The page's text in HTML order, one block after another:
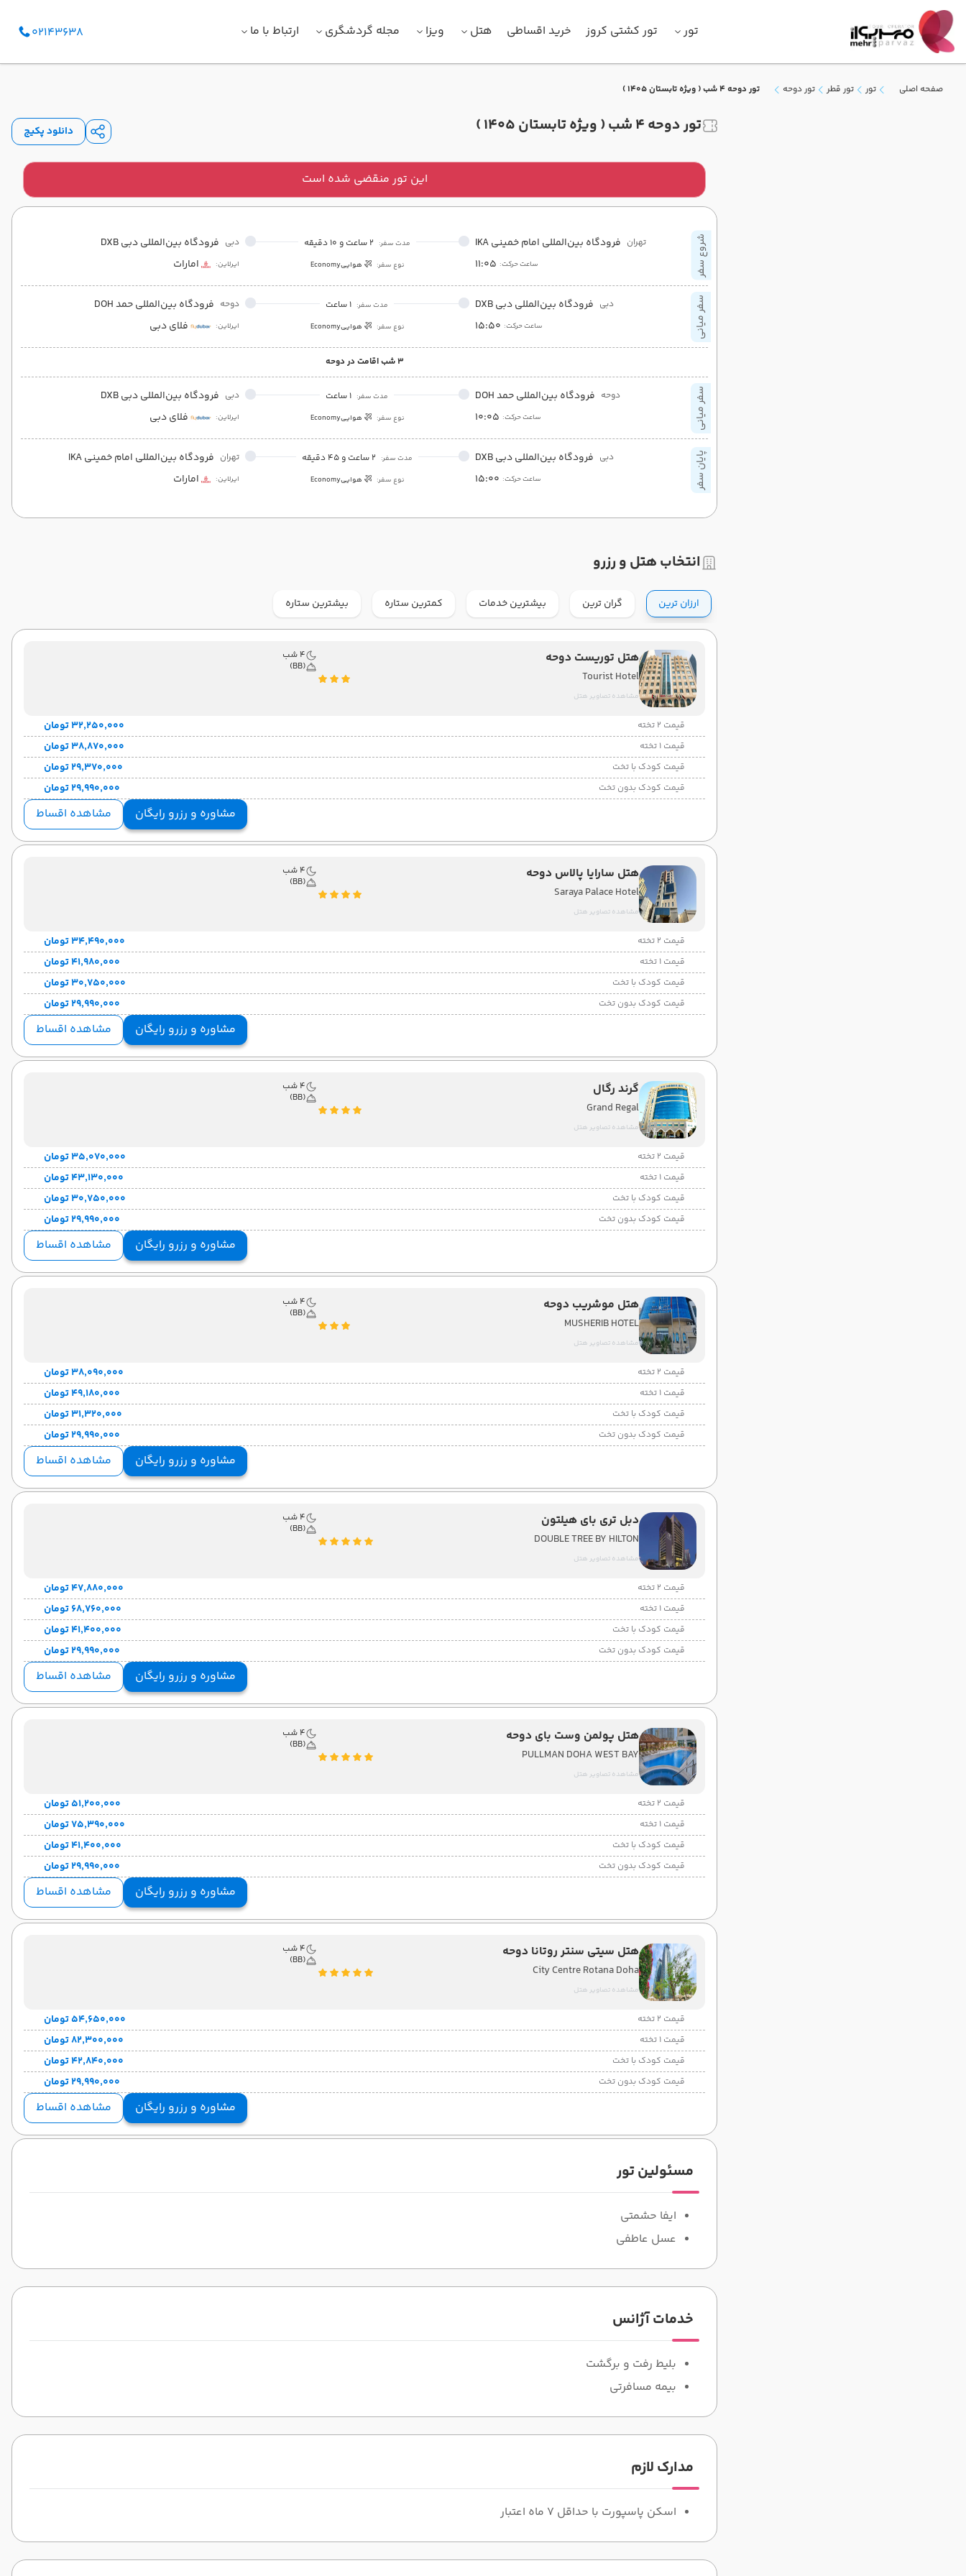
تور تور کشتی کروز خرید اقساطی هتل ویزا مجله گردشگری ارتباط با ما 02143638
صفحه اصلی تور تور قطر تور دوحه تور دوحه 4 شب ( ویژه تابستان 1405 )
تور دوحه 4 شب ( ویژه تابستان 1405 ) دانلود پکیج
این تور منقضی شده است
شروع سفر تهران فرودگاه بین‌المللی امام خمینی IKA
ساعت حرکت: 11:05
مدت سفر: 2 ساعت و 10 دقیقه
نوع سفر: هواییEconomy
دبی فرودگاه بین‌المللی دبی DXB
ایرلاین: امارات
سفر میانی دبی فرودگاه بین‌المللی دبی DXB
ساعت حرکت: 15:50
مدت سفر: 1 ساعت
نوع سفر: هواییEconomy
دوحه فرودگاه بین‌المللی حمد DOH
ایرلاین: فلای دبی
3 شب اقامت در دوحه
سفر میانی دوحه فرودگاه بین‌المللی حمد DOH
ساعت حرکت: 10:05
مدت سفر: 1 ساعت
نوع سفر: هواییEconomy
دبی فرودگاه بین‌المللی دبی DXB
ایرلاین: فلای دبی
پایان سفر دبی فرودگاه بین‌المللی دبی DXB
ساعت حرکت: 15:00
مدت سفر: 2 ساعت و 45 دقیقه
نوع سفر: هواییEconomy
تهران فرودگاه بین‌المللی امام خمینی IKA
ایرلاین: امارات
انتخاب هتل و رزرو
ارزان ترین گران ترین بیشترین خدمات کمترین ستاره بیشترین ستاره
هتل توریست دوحه
Tourist Hotel
مشاهده تصاویر هتل
4 شب
(BB)
قیمت 2 تخته ۳۲٬۲۵۰٬۰۰۰ تومان
قیمت 1 تخته ۳۸٬۸۷۰٬۰۰۰ تومان
قیمت کودک با تخت ۲۹٬۳۷۰٬۰۰۰ تومان
قیمت کودک بدون تخت ۲۹٬۹۹۰٬۰۰۰ تومان
مشاوره و رزرو رایگان مشاهده اقساط
هتل سارایا پالاس دوحه
Saraya Palace Hotel
مشاهده تصاویر هتل
4 شب
(BB)
قیمت 2 تخته ۳۴٬۴۹۰٬۰۰۰ تومان
قیمت 1 تخته ۴۱٬۹۸۰٬۰۰۰ تومان
قیمت کودک با تخت ۳۰٬۷۵۰٬۰۰۰ تومان
قیمت کودک بدون تخت ۲۹٬۹۹۰٬۰۰۰ تومان
مشاوره و رزرو رایگان مشاهده اقساط
گرند رگال
Grand Regal
مشاهده تصاویر هتل
4 شب
(BB)
قیمت 2 تخته ۳۵٬۰۷۰٬۰۰۰ تومان
قیمت 1 تخته ۴۳٬۱۳۰٬۰۰۰ تومان
قیمت کودک با تخت ۳۰٬۷۵۰٬۰۰۰ تومان
قیمت کودک بدون تخت ۲۹٬۹۹۰٬۰۰۰ تومان
مشاوره و رزرو رایگان مشاهده اقساط
هتل موشریب دوحه
MUSHERIB HOTEL
مشاهده تصاویر هتل
4 شب
(BB)
قیمت 2 تخته ۳۸٬۰۹۰٬۰۰۰ تومان
قیمت 1 تخته ۴۹٬۱۸۰٬۰۰۰ تومان
قیمت کودک با تخت ۳۱٬۳۲۰٬۰۰۰ تومان
قیمت کودک بدون تخت ۲۹٬۹۹۰٬۰۰۰ تومان
مشاوره و رزرو رایگان مشاهده اقساط
دبل تری بای هیلتون
DOUBLE TREE BY HILTON
مشاهده تصاویر هتل
4 شب
(BB)
قیمت 2 تخته ۴۷٬۸۸۰٬۰۰۰ تومان
قیمت 1 تخته ۶۸٬۷۶۰٬۰۰۰ تومان
قیمت کودک با تخت ۴۱٬۴۰۰٬۰۰۰ تومان
قیمت کودک بدون تخت ۲۹٬۹۹۰٬۰۰۰ تومان
مشاوره و رزرو رایگان مشاهده اقساط
هتل پولمن وست بای دوحه
PULLMAN DOHA WEST BAY
مشاهده تصاویر هتل
4 شب
(BB)
قیمت 2 تخته ۵۱٬۲۰۰٬۰۰۰ تومان
قیمت 1 تخته ۷۵٬۳۹۰٬۰۰۰ تومان
قیمت کودک با تخت ۴۱٬۴۰۰٬۰۰۰ تومان
قیمت کودک بدون تخت ۲۹٬۹۹۰٬۰۰۰ تومان
مشاوره و رزرو رایگان مشاهده اقساط
هتل سیتی سنتر روتانا دوحه
City Centre Rotana Doha
مشاهده تصاویر هتل
4 شب
(BB)
قیمت 2 تخته ۵۴٬۶۵۰٬۰۰۰ تومان
قیمت 1 تخته ۸۲٬۳۰۰٬۰۰۰ تومان
قیمت کودک با تخت ۴۲٬۸۴۰٬۰۰۰ تومان
قیمت کودک بدون تخت ۲۹٬۹۹۰٬۰۰۰ تومان
مشاوره و رزرو رایگان مشاهده اقساط
مسئولین تور
ایفا حشمتی
عسل عاطفی
خدمات آژانس
بلیط رفت و برگشت
بیمه مسافرتی
مدارک لازم
اسکن پاسپورت با حداقل 7 ماه اعتبار